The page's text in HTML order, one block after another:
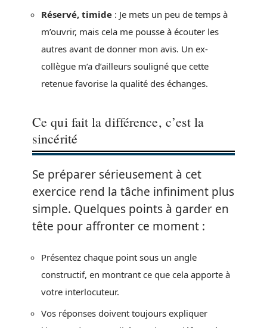
Réservé, timide : Je mets un peu de temps à
m’ouvrir, mais cela me pousse à écouter les
autres avant de donner mon avis. Un ex-
collègue m’a d’ailleurs souligné que cette
retenue favorise la qualité des échanges.
Ce qui fait la différence, c’est la
sincérité
Se préparer sérieusement à cet
exercice rend la tâche infiniment plus
simple. Quelques points à garder en
tête pour affronter ce moment :
Présentez chaque point sous un angle
constructif, en montrant ce que cela apporte à
votre interlocuteur.
Vos réponses doivent toujours expliquer